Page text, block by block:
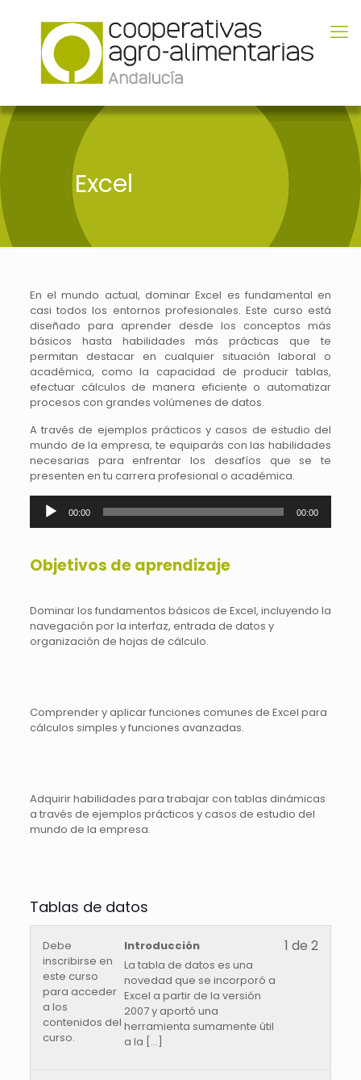
Excel
En el mundo actual, dominar Excel es fundamental en
casi todos los entornos profesionales. Este curso está
diseñado para aprender desde los conceptos más
básicos hasta habilidades más prácticas que te
permitan destacar en cualquier situación laboral o
académica, como la capacidad de producir tablas,
efectuar cálculos de manera eficiente o automatizar
procesos con grandes volúmenes de datos.
A través de ejemplos prácticos y casos de estudio del
mundo de la empresa, te equiparás con las habilidades
necesarias para enfrentar los desafíos que se te
presenten en tu carrera profesional o académica.
Reproductor
audio
00:00 00:00
Objetivos de aprendizaje
Dominar los fundamentos básicos de Excel, incluyendo la
navegación por la interfaz, entrada de datos y
organización de hojas de cálculo.
Comprender y aplicar funciones comunes de Excel para
cálculos simples y funciones avanzadas.
Adquirir habilidades para trabajar con tablas dinámicas
a través de ejemplos prácticos y casos de estudio del
mundo de la empresa.
Tablas de datos
1 de 2
Introducción
La tabla de datos es una
novedad que se incorporó a
Excel a partir de la versión
2007 y aportó una
herramienta sumamente útil
a la […]
Debe
inscribirse en
este curso
para acceder
a los
contenidos del
curso.